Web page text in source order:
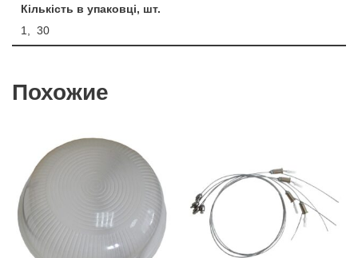
Кількість в упаковці, шт.
1, 30
Похожие